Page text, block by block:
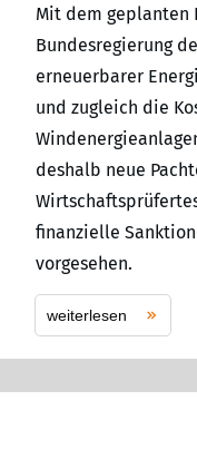
Mit dem geplanten
Bundesregierung
erneuerbarer
und zugleich die
deshalb neue
finanzielle
vorgesehen.
weiterlesen